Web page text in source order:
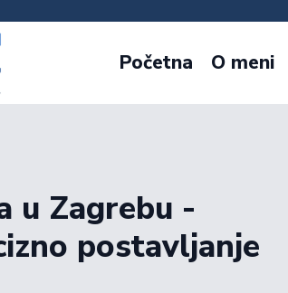
Početna O meni
u Zagrebu -
postavljanje